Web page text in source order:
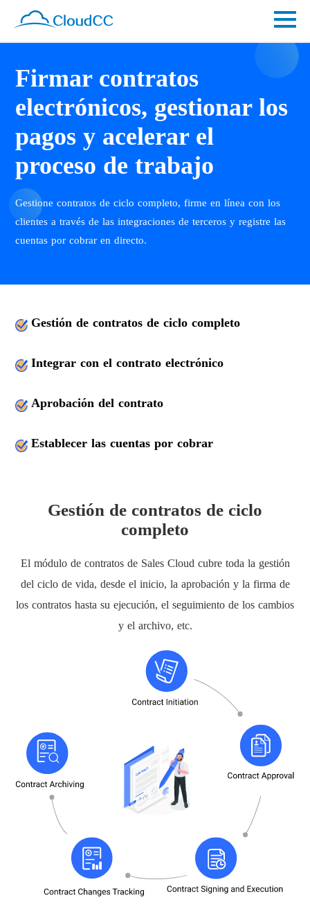
Firmar contratos
electrónicos, gestionar los
pagos y acelerar el
proceso de trabajo
Gestione contratos de ciclo completo, firme en línea con los
clientes a través de las integraciones de terceros y registre las
cuentas por cobrar en directo.
Gestión de contratos de ciclo completo
Integrar con el contrato electrónico
Aprobación del contrato
Establecer las cuentas por cobrar
Gestión de contratos de ciclo
completo
El módulo de contratos de Sales Cloud cubre toda la gestión
del ciclo de vida, desde el inicio, la aprobación y la firma de
los contratos hasta su ejecución, el seguimiento de los cambios
y el archivo, etc.